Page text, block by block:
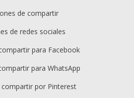
de compartir
de redes sociales
para Facebook
para WhatsApp
por Pinterest